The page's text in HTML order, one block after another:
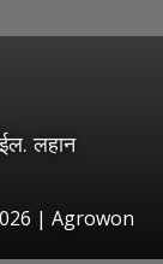
लहान
| Agrowon